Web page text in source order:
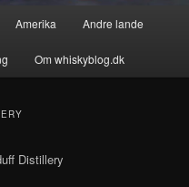
Amerika Andre lande
Om whiskyblog.dk
Distillery